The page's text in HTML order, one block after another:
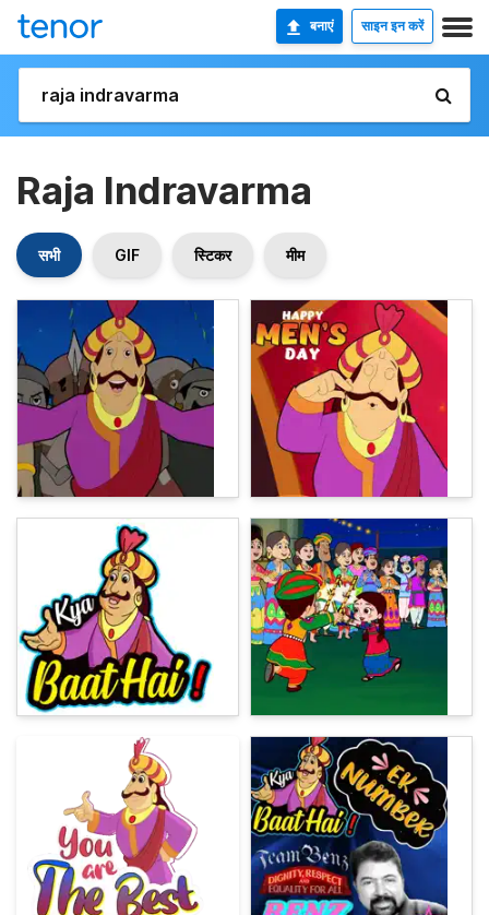
बनाएं साइन इन करें
Raja Indravarma
सभी GIF स्टिकर मीम